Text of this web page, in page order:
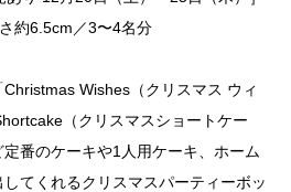
約6.5cm／3〜4名分
Wishes（クリスマス ウィ
（クリスマスショートケー
番のケーキや1人用ケーキ、ホーム
てくれるクリスマスパーティーボッ